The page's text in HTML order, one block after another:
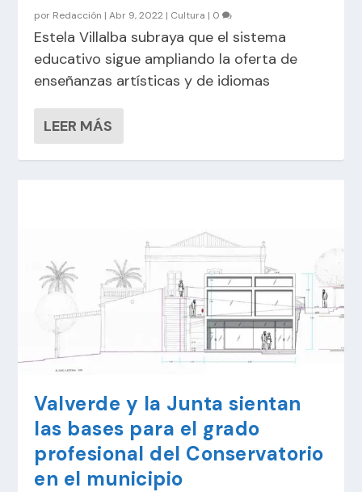
por Redacción |Abr 9, 2022 | Cultura | 0
Estela Villalba subraya que el sistema
educativo sigue ampliando la oferta de
enseñanzas artísticas y de idiomas
LEER MÁS
Valverde y la Junta sientan
las bases para el grado
profesional del Conservatorio
en el municipio